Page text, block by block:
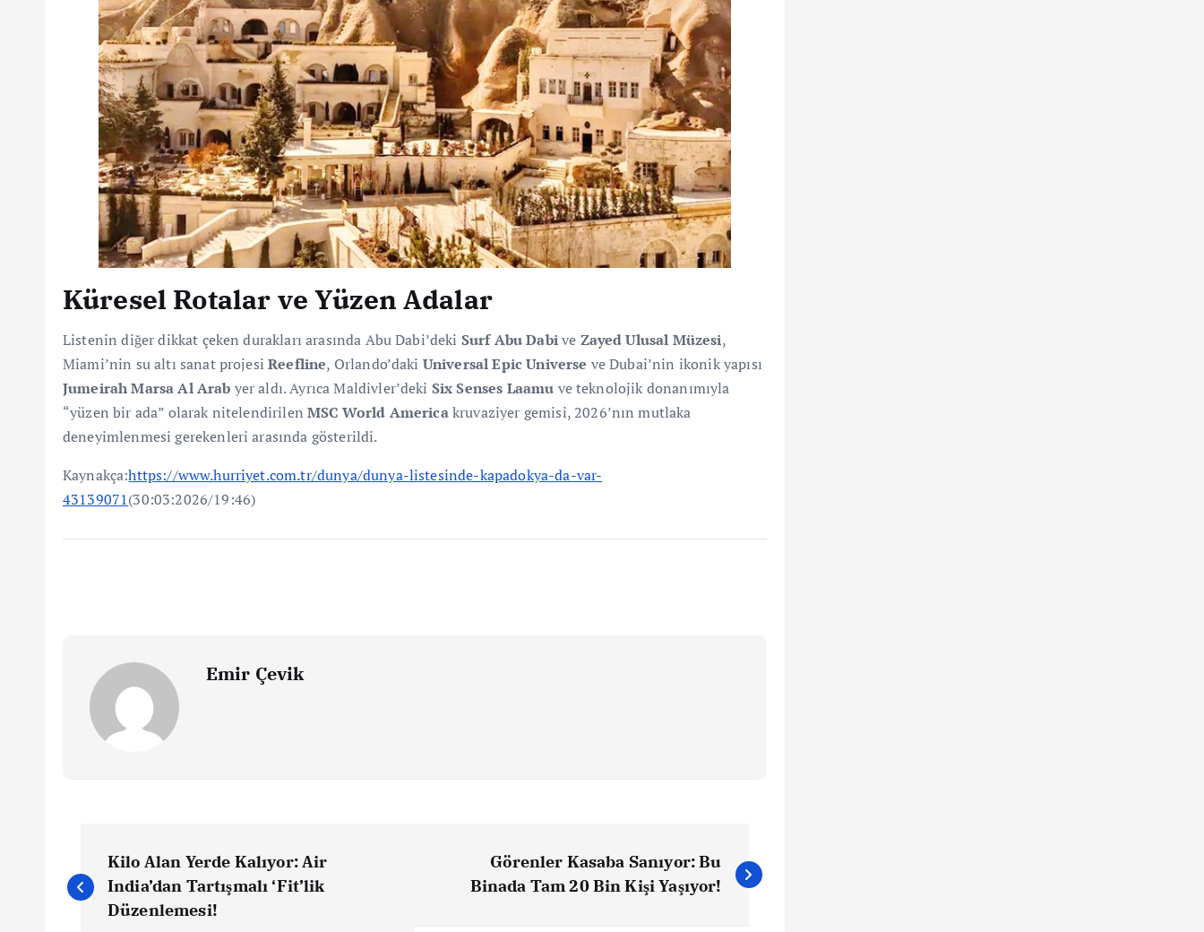
Küresel Rotalar ve Yüzen Adalar
Listenin diğer dikkat çeken durakları arasında Abu Dabi’deki Surf Abu Dabive Zayed Ulusal Müzesi,
Miami’nin su altı sanat projesiReefline, Orlando’daki Universal Epic Universe ve Dubai’nin ikonik yapısı
Jumeirah Marsa Al Arab yer aldı. Ayrıca Maldivler’deki Six Senses Laamu ve teknolojik donanımıyla
“yüzen bir ada” olarak nitelendirilenMSC World Americakruvaziyer gemisi, 2026’nın mutlaka
deneyimlenmesi gerekenleri arasında gösterildi.
Kaynakça:https://www.hurriyet.com.tr/dunya/dunya-listesinde-kapadokya-da-var-
43139071(30:03:2026/19:46)
Emir Çevik
a
Kilo Alan Yerde Kalıyor: Air
India’dan Tartışmalı ‘Fit’lik
Düzenlemesi!
Görenler Kasaba Sanıyor: Bu
Binada Tam 20 Bin Kişi Yaşıyor!